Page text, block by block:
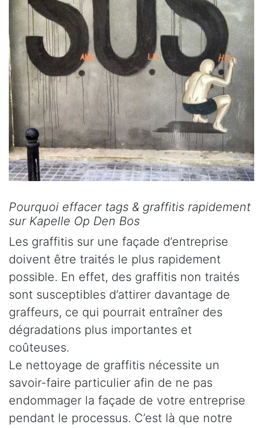
Pourquoi effacer tags & graffitis rapidement
sur Kapelle Op Den Bos
Les graffitis sur une façade d’entreprise
doivent être traités le plus rapidement
possible. En effet, des graffitis non traités
sont susceptibles d’attirer davantage de
graffeurs, ce qui pourrait entraîner des
dégradations plus importantes et
coûteuses.
Le nettoyage de graffitis nécessite un
savoir-faire particulier afin de ne pas
endommager la façade de votre entreprise
pendant le processus. C’est là que notre